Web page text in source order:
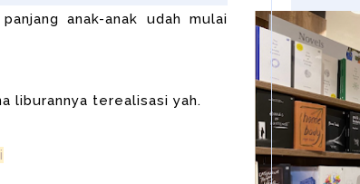
anak-anak udah mulai
liburannya terealisasi yah.